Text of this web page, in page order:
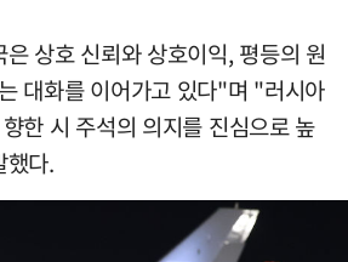
상호 신뢰와 상호이익, 평등의 원
대화를 이어가고 있다"며 "러시아
한 시 주석의 의지를 진심으로 높
했다.